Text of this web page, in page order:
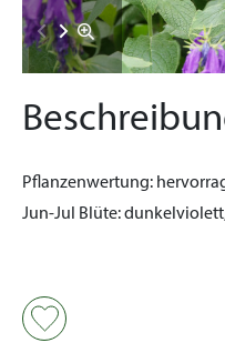
Pflanzenwertung:
Jun-Jul
Blüte:dunkelviolett,